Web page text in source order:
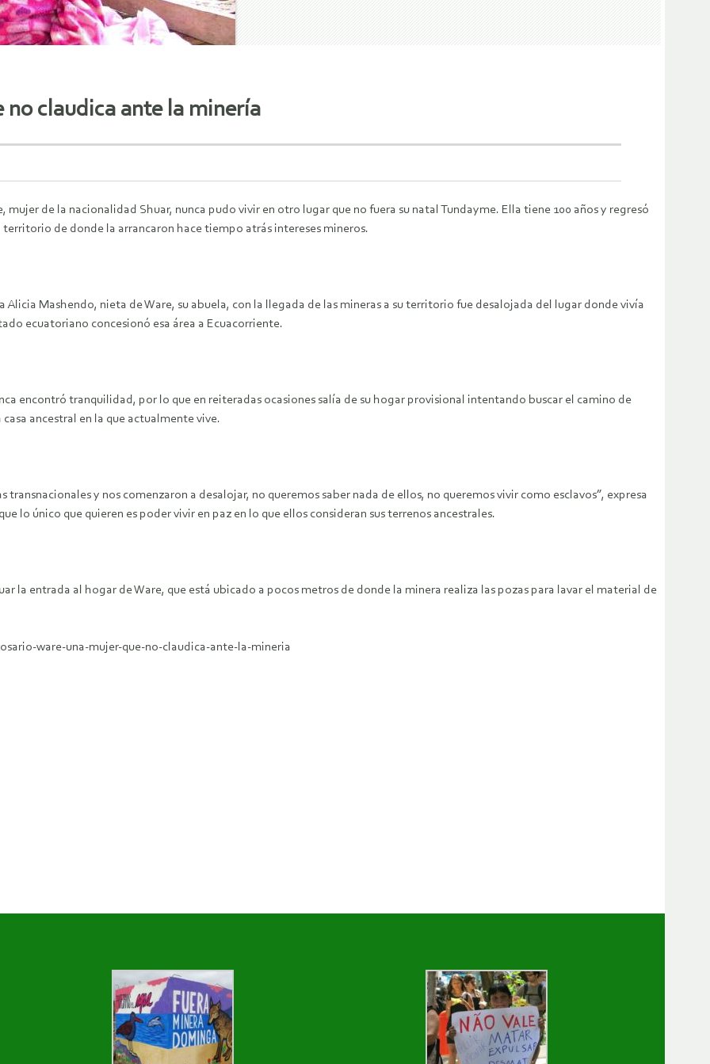
no claudica ante la minería
mujer de la nacionalidad Shuar, nunca pudo vivir en otro lugar que no fuera su natal Tundayme. Ella tiene 100 años y regresó
territorio de donde la arrancaron hace tiempo atrás intereses mineros.
Alicia Mashendo, nieta de Ware, su abuela, con la llegada de las mineras a su territorio fue desalojada del lugar donde vivía
ecuatoriano concesionó esa área a Ecuacorriente.
encontró tranquilidad, por lo que en reiteradas ocasiones salía de su hogar provisional intentando buscar el camino de
ancestral en la que actualmente vive.
transnacionales y nos comenzaron a desalojar, no queremos saber nada de ellos, no queremos vivir como esclavos”, expresa
lo único que quieren es poder vivir en paz en lo que ellos consideran sus terrenos ancestrales.
la entrada al hogar de Ware, que está ubicado a pocos metros de donde la minera realiza las pozas para lavar el material de
ware-una-mujer-que-no-claudica-ante-la-mineria